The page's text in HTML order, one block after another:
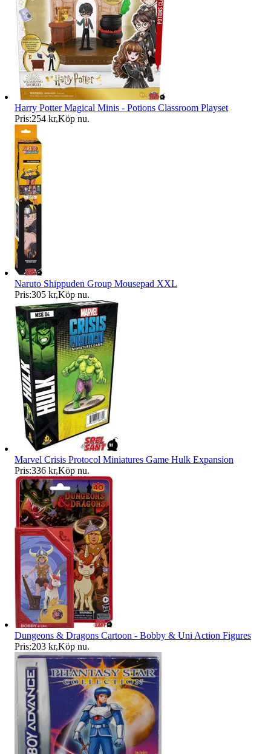
Harry Potter Magical Minis - Potions Classroom Playset
Pris:254 kr,Köp nu.
Naruto Shippuden Group Mousepad XXL
Pris:305 kr,Köp nu.
Marvel Crisis Protocol Miniatures Game Hulk Expansion
Pris:336 kr,Köp nu.
Dungeons & Dragons Cartoon - Bobby & Uni Action Figures
Pris:203 kr,Köp nu.